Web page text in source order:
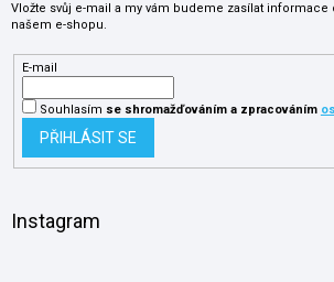
Vložte svůj e-mail a my vám budeme zasílat
našem e-shopu.
E-mail
Souhlasím se shromažďováníma zpracováním
PŘIHLÁSIT SE
Instagram